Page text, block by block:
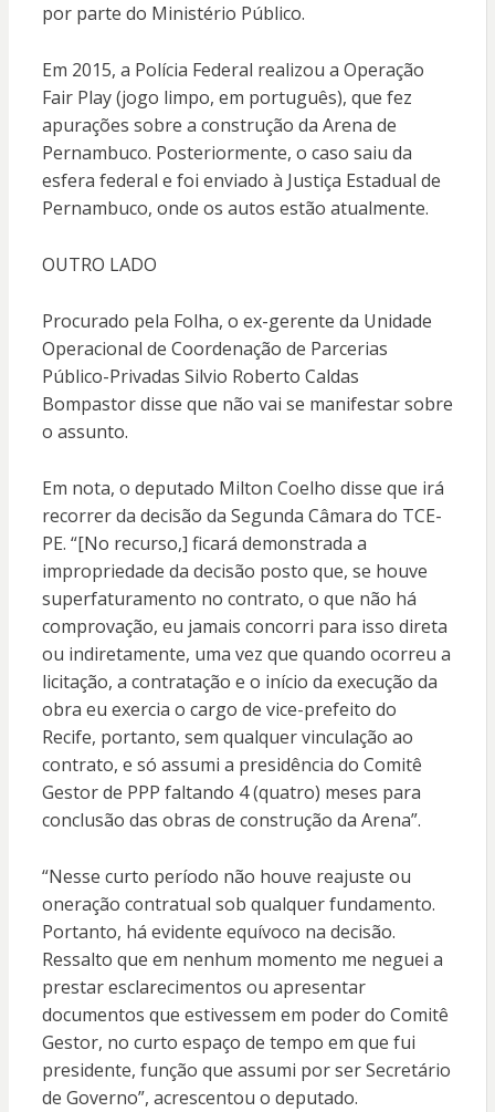
por parte do Ministério Público.
Em 2015, a Polícia Federal realizou a Operação
Fair Play (jogo limpo, em português), que fez
apurações sobre a construção da Arena de
Pernambuco. Posteriormente, o caso saiu da
esfera federal e foi enviado à Justiça Estadual de
Pernambuco, onde os autos estão atualmente.
OUTRO LADO
Procurado pela Folha, o ex-gerente da Unidade
Operacional de Coordenação de Parcerias
Público-Privadas Silvio Roberto Caldas
Bompastor disse que não vai se manifestar sobre
o assunto.
Em nota, o deputado Milton Coelho disse que irá
recorrer da decisão da Segunda Câmara do TCE-
PE. “[No recurso,] ficará demonstrada a
impropriedade da decisão posto que, se houve
superfaturamento no contrato, o que não há
comprovação, eu jamais concorri para isso direta
ou indiretamente, uma vez que quando ocorreu a
licitação, a contratação e o início da execução da
obra eu exercia o cargo de vice-prefeito do
Recife, portanto, sem qualquer vinculação ao
contrato, e só assumi a presidência do Comitê
Gestor de PPP faltando 4 (quatro) meses para
conclusão das obras de construção da Arena”.
“Nesse curto período não houve reajuste ou
oneração contratual sob qualquer fundamento.
Portanto, há evidente equívoco na decisão.
Ressalto que em nenhum momento me neguei a
prestar esclarecimentos ou apresentar
documentos que estivessem em poder do Comitê
Gestor, no curto espaço de tempo em que fui
presidente, função que assumi por ser Secretário
de Governo”, acrescentou o deputado.